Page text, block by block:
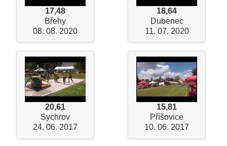
17,48
Břehy
08. 08. 2020
18,64
Dubenec
11. 07. 2020
20,61
Sychrov
24. 06. 2017
15,81
Příšovice
10. 06. 2017